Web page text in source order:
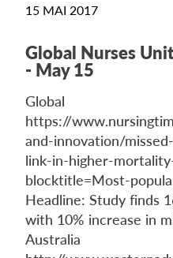
15 MAI 2017
Global Nurses
- May 15
Global
https://
and-innovation/
link-in-higher-
blocktitle=Most-
Headline: Study finds
with 10% increase in
Australia